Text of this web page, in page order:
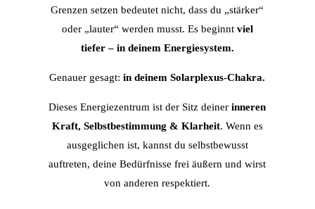
Grenzen setzen bedeutet nicht, dass du „stärker“
oder „lauter“ werden musst. Es beginnt viel
tiefer – in deinem Energiesystem.
Genauer gesagt:in deinem Solarplexus-Chakra.
Dieses Energiezentrum ist der Sitz deinerinneren
Kraft, Selbstbestimmung & Klarheit. Wenn es
ausgeglichen ist, kannst du selbstbewusst
auftreten, deine Bedürfnisse frei äußern und wirst
von anderen respektiert.